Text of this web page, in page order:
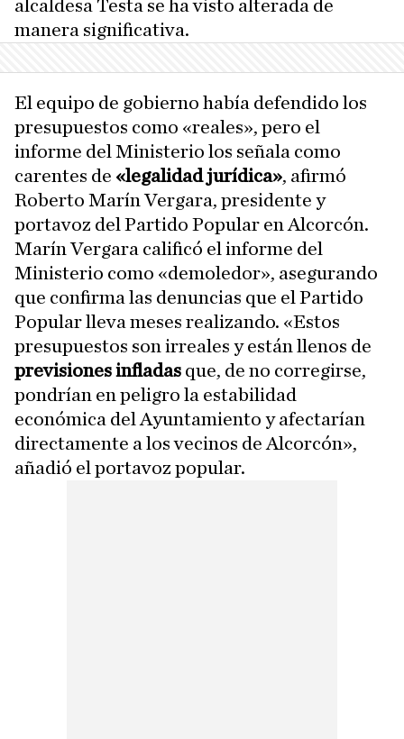
alcaldesa Testa se ha visto alterada de
manera significativa.
El equipo de gobierno había defendido los
presupuestos como «reales», pero el
informe del Ministerio los señala como
carentes de «legalidad jurídica», afirmó
Roberto Marín Vergara, presidente y
portavoz del Partido Popular en Alcorcón.
Marín Vergara calificó el informe del
Ministerio como «demoledor», asegurando
que confirma las denuncias que el Partido
Popular lleva meses realizando. «Estos
presupuestos son irreales y están llenos de
previsiones infladas que, de no corregirse,
pondrían en peligro la estabilidad
económica del Ayuntamiento y afectarían
directamente a los vecinos de Alcorcón»,
añadió el portavoz popular.